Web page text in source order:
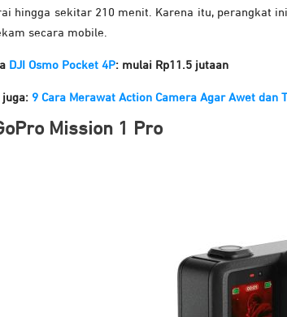
hingga sekitar 210 menit. Karena itu, perangkat
secara mobile.
DJI Osmo Pocket 4P: mulai Rp11.5 jutaan
juga: 9 Cara Merawat Action Camera Agar Awet dan
Mission 1 Pro